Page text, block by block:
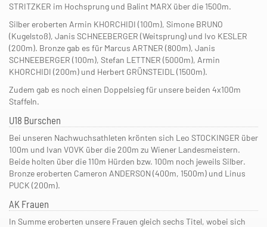
STRITZKER im Hochsprung und Balint MARX über die 1500m.
Silber eroberten Armin KHORCHIDI (100m), Simone BRUNO
(Kugelstoß), Janis SCHNEEBERGER (Weitsprung) und Ivo KESLER
(200m). Bronze gab es für Marcus ARTNER (800m), Janis
SCHNEEBERGER (100m), Stefan LETTNER (5000m), Armin
KHORCHIDI (200m) und Herbert GRÜNSTEIDL (1500m).
Zudem gab es noch einen Doppelsieg für unsere beiden 4x100m
Staffeln.
U18 Burschen
Bei unseren Nachwuchsathleten krönten sich Leo STOCKINGER über
100m und Ivan VOVK über die 200m zu Wiener Landesmeistern.
Beide holten über die 110m Hürden bzw. 100m noch jeweils Silber.
Bronze eroberten Cameron ANDERSON (400m, 1500m) und Linus
PUCK (200m).
AK Frauen
In Summe eroberten unsere Frauen gleich sechs Titel, wobei sich